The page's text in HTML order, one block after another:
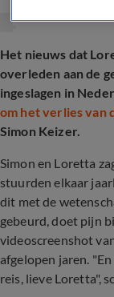
Het nieuws dat
overleden aan de
ingeslagen in
om het verlies van
Simon Keizer.
Simon en Loretta
stuurden elkaar
dit met de
gebeurd, doet pijn
videoscreenshot
afgelopen jaren.
reis, lieve Loretta",